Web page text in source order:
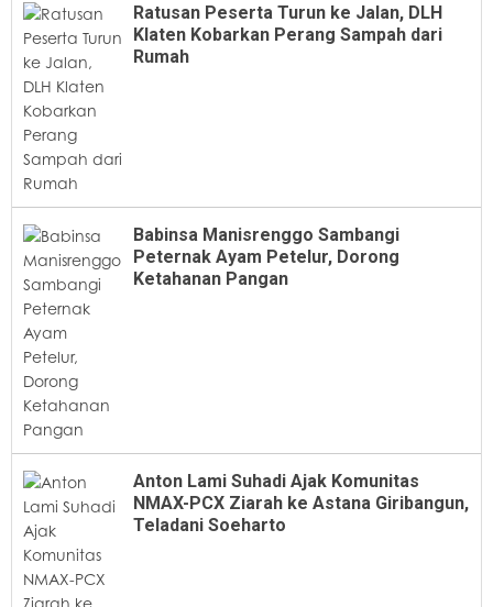
Ratusan Peserta Turun ke Jalan, DLH
Klaten Kobarkan Perang Sampah dari
Rumah
Babinsa Manisrenggo Sambangi
Peternak Ayam Petelur, Dorong
Ketahanan Pangan
Anton Lami Suhadi Ajak Komunitas
NMAX-PCX Ziarah ke Astana Giribangun,
Teladani Soeharto